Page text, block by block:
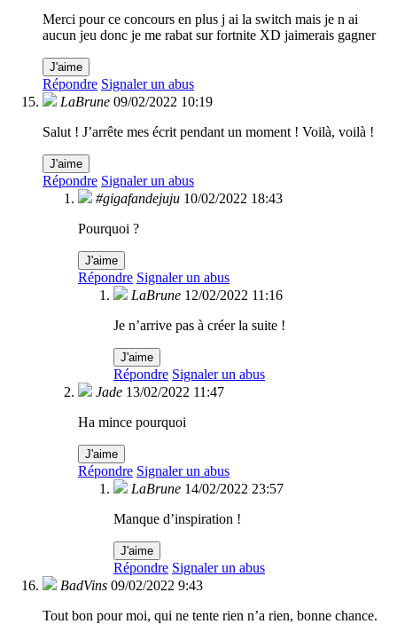
Merci pour ce concours en plus j ai la switch mais je n ai
aucun jeu donc je me rabat sur fortnite XD jaimerais gagner
J'aime
Répondre Signaler un abus
LaBrune 09/02/2022 10:19
Salut ! J’arrête mes écrit pendant un moment ! Voilà, voilà !
J'aime
Répondre Signaler un abus
#gigafandejuju 10/02/2022 18:43
Pourquoi ?
J'aime
Répondre Signaler un abus
LaBrune 12/02/2022 11:16
Je n’arrive pas à créer la suite !
J'aime
Répondre Signaler un abus
Jade 13/02/2022 11:47
Ha mince pourquoi
J'aime
Répondre Signaler un abus
LaBrune 14/02/2022 23:57
Manque d’inspiration !
J'aime
Répondre Signaler un abus
BadVins 09/02/2022 9:43
Tout bon pour moi, qui ne tente rien n’a rien, bonne chance.